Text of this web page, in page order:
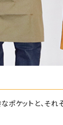
ポケットと、そ